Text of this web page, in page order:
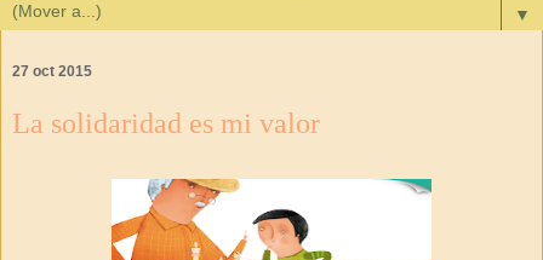
▼
27 oct 2015
La solidaridad es mi valor